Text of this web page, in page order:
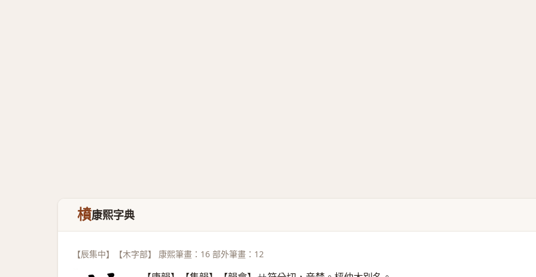
橨康熙字典
【辰集中】【木字部】 康熙筆畫：16 部外筆畫：12